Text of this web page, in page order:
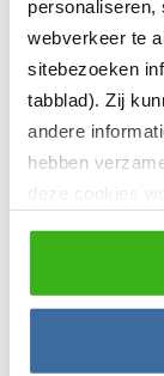
personaliseren,
webverkeer te
sitebezoeken
tabblad). Zij
andere
hebben
Levertijd:
0